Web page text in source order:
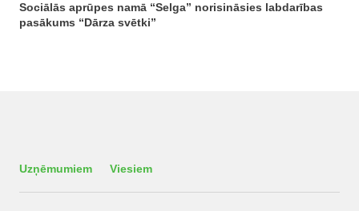
Sociālās aprūpes namā “Selga” norisināsies labdarības
pasākums “Dārza svētki”
Uzņēmumiem Viesiem